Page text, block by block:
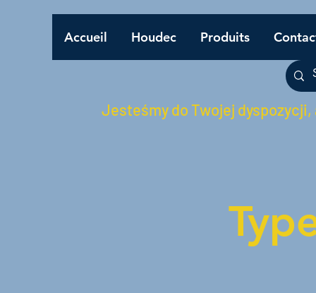
Accueil Houdec Produits
Jesteśmy do Twojej